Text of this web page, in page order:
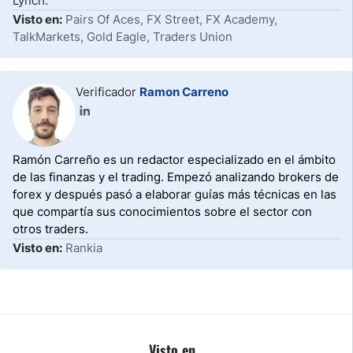
Visto en: Pairs Of Aces, FX Street, FX Academy,
TalkMarkets, Gold Eagle, Traders Union
Verificador Ramon Carreno
Ramón Carreño es un redactor especializado en el ámbito
de las finanzas y el trading. Empezó analizando brokers de
forex y después pasó a elaborar guías más técnicas en las
que compartía sus conocimientos sobre el sector con
otros traders.
Visto en: Rankia